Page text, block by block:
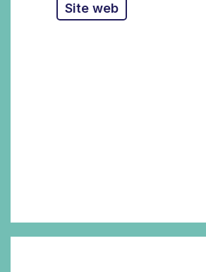
Site web